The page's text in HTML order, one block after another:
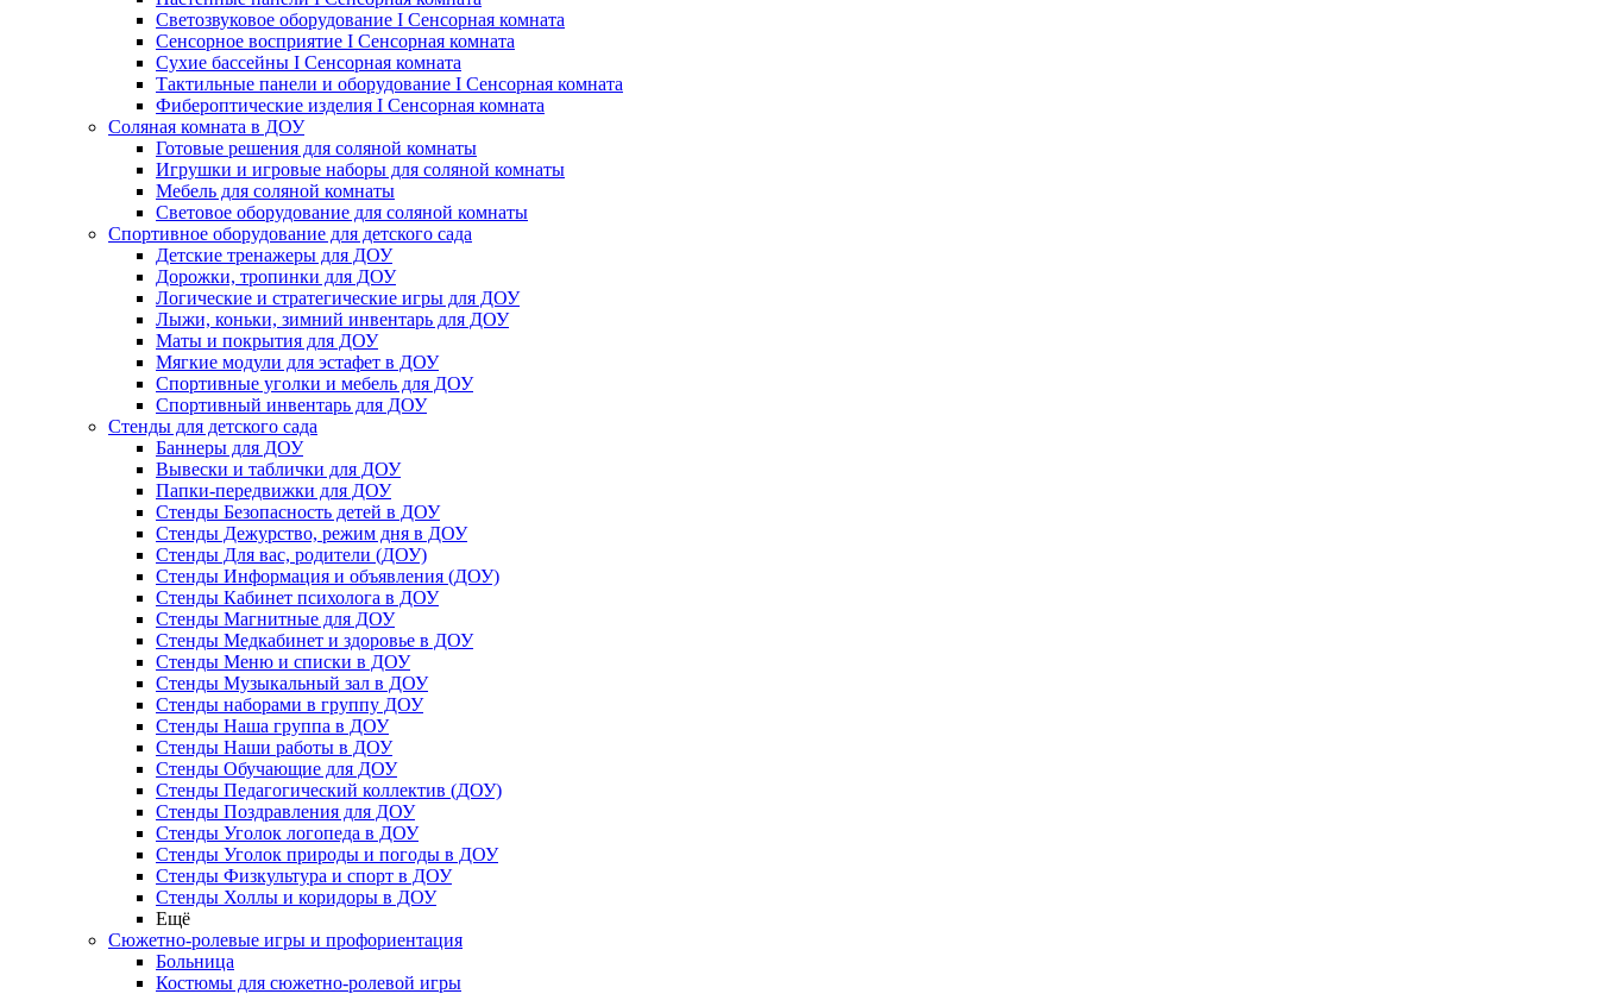
Светозвуковое оборудование I Сенсорная комната
Сенсорное восприятие I Сенсорная комната
Сухие бассейны I Сенсорная комната
Тактильные панели и оборудование I Сенсорная комната
Фибероптические изделия I Сенсорная комната
Соляная комната в ДОУ
Готовые решения для соляной комнаты
Игрушки и игровые наборы для соляной комнаты
Мебель для соляной комнаты
Световое оборудование для соляной комнаты
Спортивное оборудование для детского сада
Детские тренажеры для ДОУ
Дорожки, тропинки для ДОУ
Логические и стратегические игры для ДОУ
Лыжи, коньки, зимний инвентарь для ДОУ
Маты и покрытия для ДОУ
Мягкие модули для эстафет в ДОУ
Спортивные уголки и мебель для ДОУ
Спортивный инвентарь для ДОУ
Стенды для детского сада
Баннеры для ДОУ
Вывески и таблички для ДОУ
Папки-передвижки для ДОУ
Стенды Безопасность детей в ДОУ
Стенды Дежурство, режим дня в ДОУ
Стенды Для вас, родители (ДОУ)
Стенды Информация и объявления (ДОУ)
Стенды Кабинет психолога в ДОУ
Стенды Магнитные для ДОУ
Стенды Медкабинет и здоровье в ДОУ
Стенды Меню и списки в ДОУ
Стенды Музыкальный зал в ДОУ
Стенды наборами в группу ДОУ
Стенды Наша группа в ДОУ
Стенды Наши работы в ДОУ
Стенды Обучающие для ДОУ
Стенды Педагогический коллектив (ДОУ)
Стенды Поздравления для ДОУ
Стенды Уголок логопеда в ДОУ
Стенды Уголок природы и погоды в ДОУ
Стенды Физкультура и спорт в ДОУ
Стенды Холлы и коридоры в ДОУ
Ещё
Сюжетно-ролевые игры и профориентация
Больница
Костюмы для сюжетно-ролевой игры